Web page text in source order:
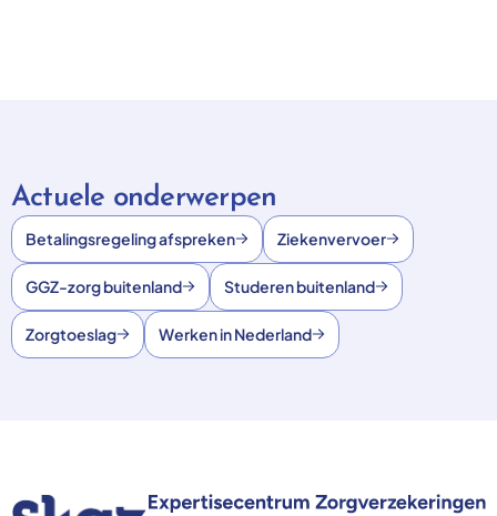
Actuele onderwerpen
Betalingsregeling afspreken Ziekenvervoer
GGZ-zorg buitenland Studeren buitenland
Zorgtoeslag Werken in Nederland